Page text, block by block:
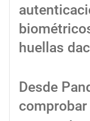
huellas
Desde